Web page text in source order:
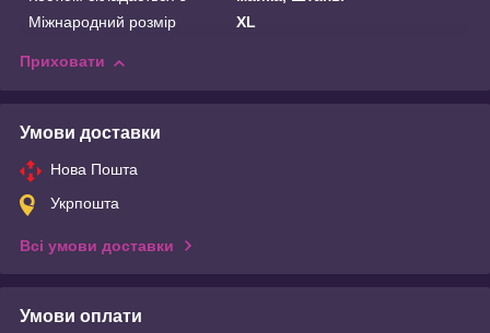
Міжнародний розмір
XL
Приховати
Умови доставки
Нова Пошта
Укрпошта
Всі умови доставки
Умови оплати